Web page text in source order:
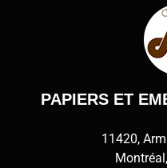
PAPIERS ET
11420,